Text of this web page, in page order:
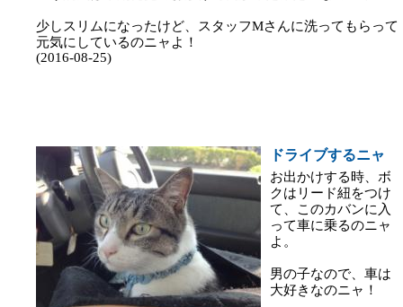
少しスリムになったけど、スタッフMさんに洗ってもらって
元気にしているのニャよ！
(2016-08-25)
ドライブするニャ
お出かけする時、ボ
クはリード紐をつけ
て、このカバンに入
って車に乗るのニャ
よ。
男の子なので、車は
大好きなのニャ！